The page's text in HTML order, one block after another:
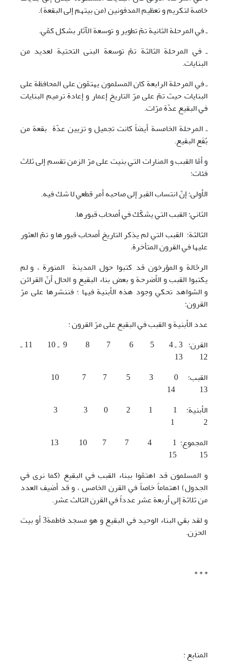
خاصة لتكريم و تعظيم المدفونين (من بيتهم إلى البقعة).
ـ في المرحلة الثانية تمّ تطوير و توسعة الآثار بشكل كمّي.
ـ في المرحلة الثالثة تمّ توسعة البنى التحتية لعديد من
البنايات.
ـ في المرحلة الرابعة كان المسلمون يهتمّون على المحافظة على
البنايات حيث تمّ على مرّ التاريخ إعمار و إعادة ترميم البنايات
في البقيع عدّة مرّات.
ـ المرحلة الخامسة أيضاً كانت تجميل و تزيين عدّة بقعة من
بُقَع البقيع.
و أمّا القبب و المنارات التي بنيت على مرّ الزمن تقسم إلى ثلاث
فئات:
الأولى: إنّ انتساب القبر إلى صاحبه أمر قطعي لا شك فيه.
الثاني: القبب التي يشكّك في أصحاب قبورها.
الثالثة: القبب التي لم يذكر التاريخ أصحاب قبورها و تمّ العثور
عليها في القرون المتأخرة.
الرحّالة و المؤرخون قد کتبوا حول المدينة المنورة ، و لم
يکتبوا القبب و الأضرحة و بعض بناء البقيع و الحال أنّ القرائن
و الشواهد تحکي وجود هذه الأبنية فيها ؛ فننشرها علی مرّ
القرون:
عدد الأبنية و القبب في البقيع علی مرّ القرون :
القرن: 3 ـ 4 5 6 7 8 9 ـ 10 11 ـ
12 13
13 14
2 1
15 15
و المسلمون قد اهتمّوا ببناء القبب في البقيع (کما نری في
الجدول) اهتماماً خاصاً في القرن الخامس ، و قد أضيف العدد
من ثلاثة إلی أربعة عشر عدداً في القرن الثالث عشر.
و لقد بقي البناء الوحيد في البقيع و هو مسجد فاطمة3 أو بيت
الحزن.
* * *
المنابع :